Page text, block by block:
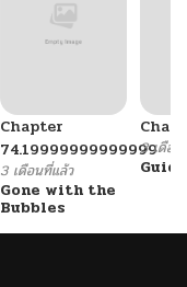
Chapter
74.19999999999999
3 เดือนที่แล้ว
Gone with the
Bubbles
3 เดือน